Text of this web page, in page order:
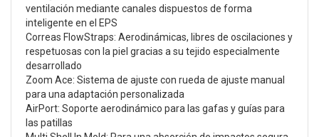
ventilación mediante canales dispuestos de forma
inteligente en el EPS
Correas FlowStraps: Aerodinámicas, libres de oscilaciones y
respetuosas con la piel gracias a su tejido especialmente
desarrollado
Zoom Ace: Sistema de ajuste con rueda de ajuste manual
para una adaptación personalizada
AirPort: Soporte aerodinámico para las gafas y guías para
las patillas